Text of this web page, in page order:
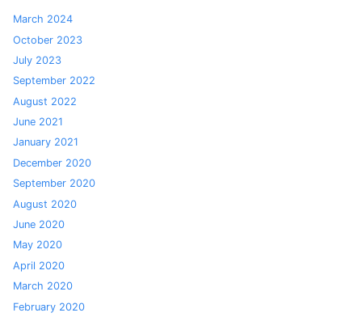
March 2024
October 2023
July 2023
September 2022
August 2022
June 2021
January 2021
December 2020
September 2020
August 2020
June 2020
May 2020
April 2020
March 2020
February 2020